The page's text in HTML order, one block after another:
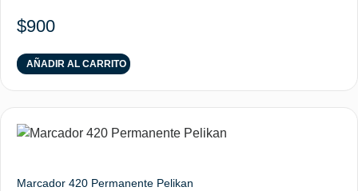
$900
AÑADIR AL CARRITO
Marcador 420 Permanente Pelikan